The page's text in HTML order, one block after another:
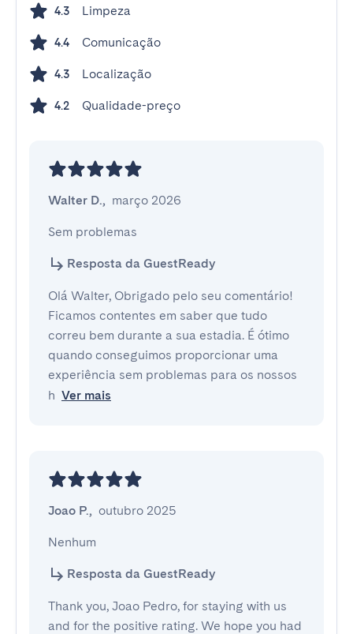
4.3 Limpeza
4.4 Comunicação
4.3 Localização
4.2 Qualidade-preço
Walter D., março 2026
Sem problemas
Resposta da GuestReady
Olá Walter, Obrigado pelo seu comentário!
Ficamos contentes em saber que tudo
correu bem durante a sua estadia. É ótimo
quando conseguimos proporcionar uma
experiência sem problemas para os nossos
h Ver mais
Joao P., outubro 2025
Nenhum
Resposta da GuestReady
Thank you, Joao Pedro, for staying with us
and for the positive rating. We hope you had